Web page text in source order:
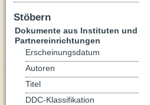
Stöbern
Dokumente aus Instituten und
Partnereinrichtungen
Erscheinungsdatum
Autoren
Titel
DDC-Klassifikation